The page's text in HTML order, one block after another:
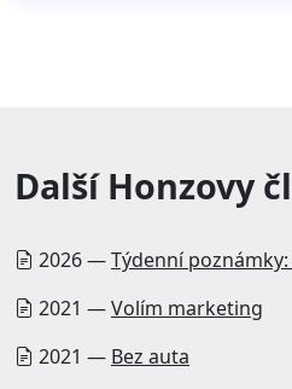
Další Honzovy
2026 —Týdenní
2021 —Volím marketing
2021 — Bez auta